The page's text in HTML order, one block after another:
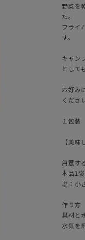
野菜を
た。
フライ
す。
キャン
として
お好み
くださ
１包
【美味
用意す
本品1
塩：小
作り方
具材と
水気を